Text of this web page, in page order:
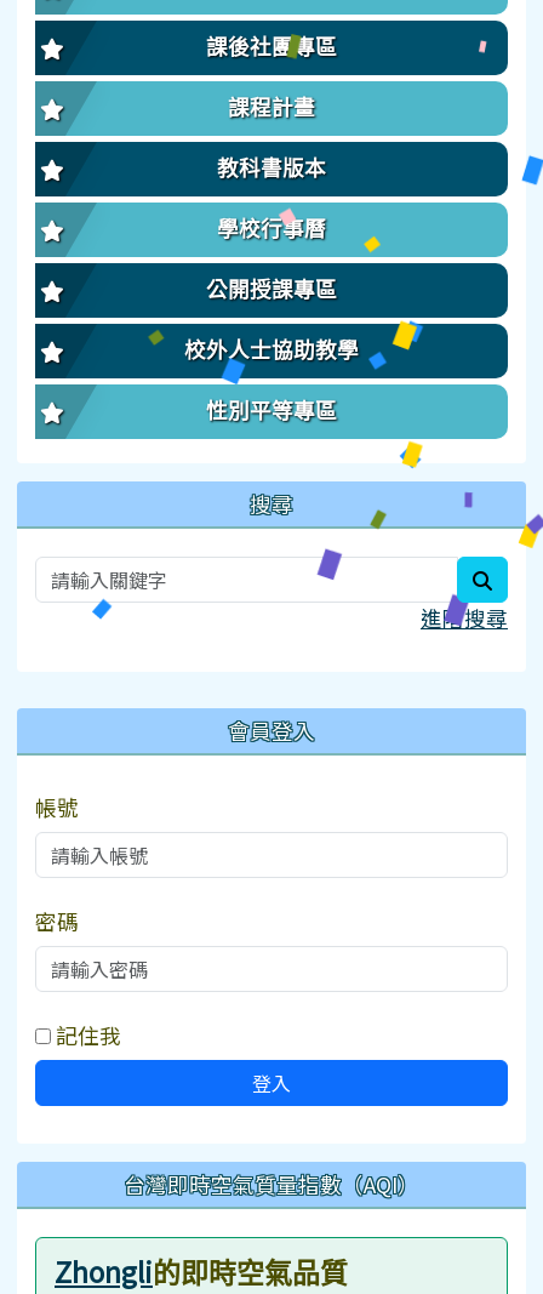
課後社團專區
課程計畫
教科書版本
學校行事曆
公開授課專區
校外人士協助教學
性別平等專區
搜尋
進階搜尋
會員登入
帳號
密碼
記住我
登入
台灣即時空氣質量指數（AQI）
Zhongli的即時空氣品質